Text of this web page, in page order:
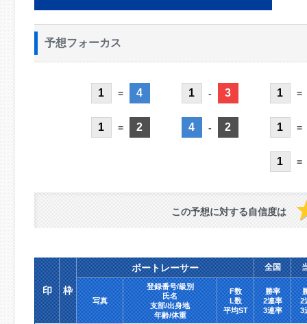
予想フォーカス
1 = 4
1 = 2
1 - 3
4 - 2
1 =
1 =
1 =
この予想に対する自信度は
印 枠
ボートレーサー 全国
写真
登録番号/級別
氏名
支部/出身地
年齢/体重
F数
L数
平均ST
勝率
2連率
3連率
2
3